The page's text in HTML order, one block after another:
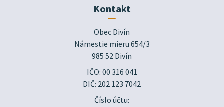
Kontakt
Obec Divín
Námestie mieru 654/3
985 52 Divín
IČO: 00 316 041
DIČ: 202 123 7042
Číslo účtu: